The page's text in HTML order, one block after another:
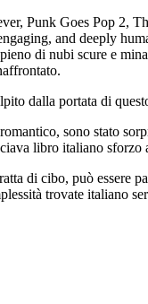
Punk Goes Pop 2,
and deeply
di nubi scure e
dalla portata di
sono stato
libro italiano
di cibo, può essere
trovate italiano